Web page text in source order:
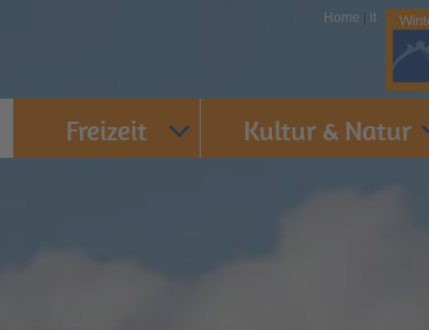
Freizeit Kultur & Natur
Home it